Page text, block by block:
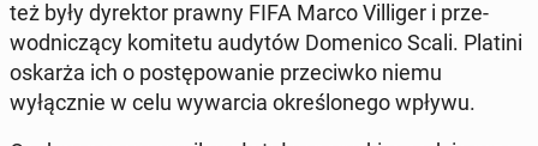
też były dyrek­tor prawny FIFA Marco Vil­liger i prze­
wod­niczą­cy komite­tu audytów Domeni­co Scali. Platini
oskarża ich o postępowanie prze­ci­wko niemu
wyłącznie w celu wywar­cia określonego wpływu.